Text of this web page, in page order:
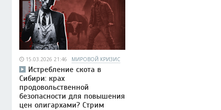
15.03.2026 21:46 МИРОВОЙ КРИЗИС
Истребление скота в
Сибири: крах
продовольственной
безопасности для повышения
цен олигархами? Стрим